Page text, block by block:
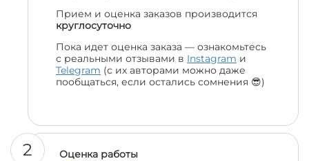
Прием и оценка заказов производится
круглосуточно
Пока идет оценка заказа — ознакомьтесь
с реальными отзывами в Instagram и
Telegram (с их авторами можно даже
пообщаться, если остались сомнения 😎)
2
Оценка работы